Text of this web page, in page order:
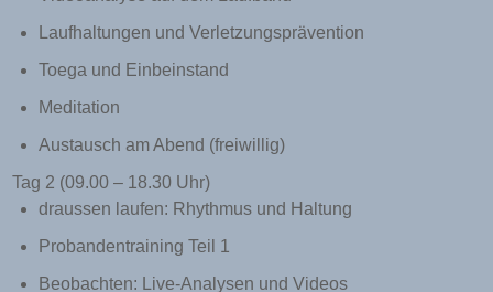
Laufhaltungen und Verletzungsprävention
Toega und Einbeinstand
Meditation
Austausch am Abend (freiwillig)
Tag 2 (09.00 – 18.30 Uhr)
draussen laufen: Rhythmus und Haltung
Probandentraining Teil 1
Beobachten: Live-Analysen und Videos